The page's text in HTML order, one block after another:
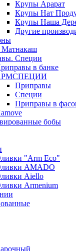
Крупы Арарат
Крупы Нат
Крупы Наша
Другие
Специи
в банке
Приправы
Специи
Приправы в
бобы
"Arm Eco"
AMADO
Aiello
Armenium